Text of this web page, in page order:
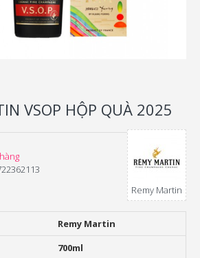
VSOP HỘP QUÀ 2025
Remy Martin
700ml
Remy Martin